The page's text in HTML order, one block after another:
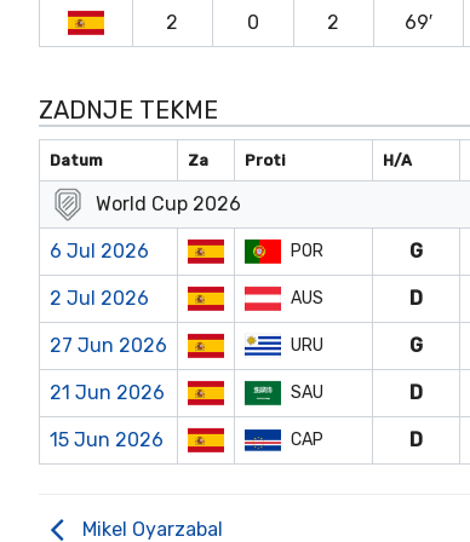
2 0 2 69′
ZADNJE TEKME
Datum Za Proti H/A
World Cup 2026
6 Jul 2026 POR G
2 Jul 2026 AUS D
27 Jun 2026 URU G
21 Jun 2026 SAU D
15 Jun 2026 CAP D
Mikel Oyarzabal